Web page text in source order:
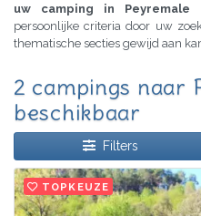
uw camping in Peyremale
persoonlijke criteria door uw
thematische secties gewijd aan
2 campings naar
beschikbaar
Filters
TOPKEUZE